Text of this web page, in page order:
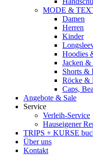
MODE &
Damen
Herren
Kinder
Hoodies
Jacken &
Shorts &
Röcke &
Caps,
Angebote & Sale
Service
Verleih-Service
Hauseigener
TRIPS + KURSE
Über uns
Kontakt